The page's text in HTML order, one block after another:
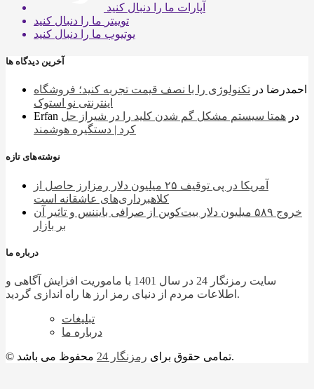
آپارات ما را دنبال کنید
توییتر ما را دنبال کنید
یوتیوب ما را دنبال کنید
آخرین دیدگاه ها
احمدرضا در تکنولوژی را با نصف قیمت تجربه کنید؛ فروشگاه
اینترنتی نو استوک
Erfan
در همتا سیستم مشکل گم شدن کلید را در شیراز حل
کرد | دستگیره هوشمند
نوشته‌های تازه
آمریکا در پی توقیف ۲۵ میلیون دلار رمزارز حاصل از
کلاهبرداری‌های عاشقانه است
خروج ۵۸۹ میلیون دلار بیت‌کوین از صرافی بایننس و تاثیر آن
بر بازار
درباره ما
سایت رمزنگار 24 در سال 1401 با ماموریت افزایش آگاهی و
اطلاعات مردم از دنیای رمز ارز ها راه اندازی گردید.
تبلیغات
درباره ما
© تمامی حقوق برای رمزنگار 24 محفوظ می باشد.